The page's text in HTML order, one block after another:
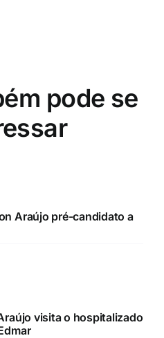
pode se
Araújo pré-candidato a
visita o hospitalizado